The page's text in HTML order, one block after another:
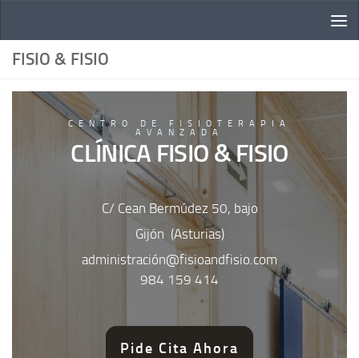
FISIO & FISIO
CENTRO DE FISIOTERAPIA
AVANZADA
CLÍNICA FISIO & FISIO
C/ Cean Bermúdez 50, bajo
Gijón (Asturias)
administración@fisioandfisio.com
984 159 414
Pide Cita Ahora